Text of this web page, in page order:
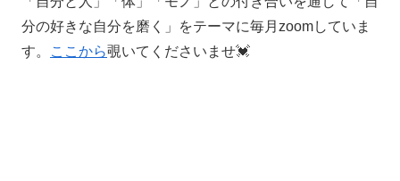
分の好きな自分を磨く」をテーマに毎月zoomしていま
す。
ここから覗いてくださいませ💓